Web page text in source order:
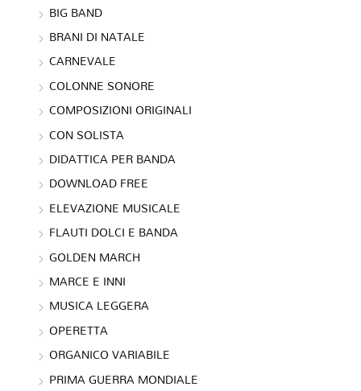
BIG BAND
BRANI DI NATALE
CARNEVALE
COLONNE SONORE
COMPOSIZIONI ORIGINALI
CON SOLISTA
DIDATTICA PER BANDA
DOWNLOAD FREE
ELEVAZIONE MUSICALE
FLAUTI DOLCI E BANDA
GOLDEN MARCH
MARCE E INNI
MUSICA LEGGERA
OPERETTA
ORGANICO VARIABILE
PRIMA GUERRA MONDIALE